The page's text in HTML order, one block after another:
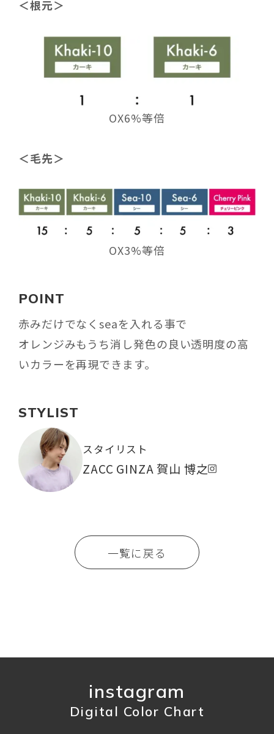
＜根元＞
OX6%等倍
＜毛先＞
OX3%等倍
POINT
赤みだけでなくseaを入れる事で
オレンジみもうち消し発色の良い透明度の高
いカラーを再現できます。
STYLIST
スタイリスト
ZACC GINZA 賀山 博之
一覧に戻る
instagram
Digital Color Chart